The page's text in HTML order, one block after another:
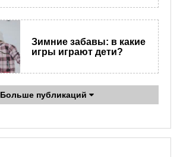
Зимние забавы: в какие
игры играют дети?
Больше публикаций